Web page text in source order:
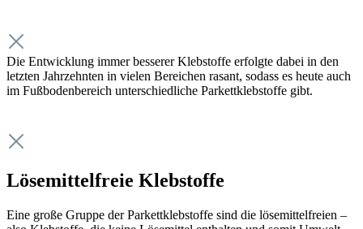
Die Entwicklung immer besserer Klebstoffe erfolgte dabei in den
letzten Jahrzehnten in vielen Bereichen rasant, sodass es heute auch
im Fußbodenbereich unterschiedliche Parkettklebstoffe gibt.
Lösemittelfreie Klebstoffe
Eine große Gruppe der Parkettklebstoffe sind die lösemittelfreien –